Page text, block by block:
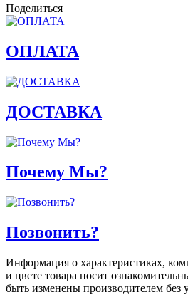
Поделиться
ОПЛАТА
ДОСТАВКА
Почему Мы?
Позвонить?
Информация о характеристиках,
и цвете товара носит
быть изменены производителем без